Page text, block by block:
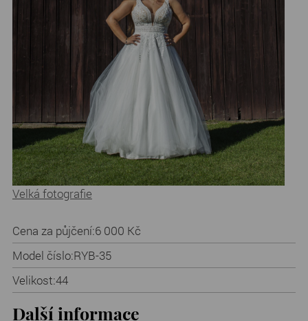
Velká fotografie
Cena za půjčení:6 000 Kč
Model číslo:RYB-35
Velikost:44
Další informace